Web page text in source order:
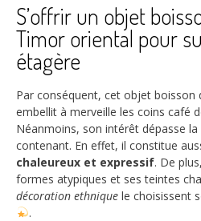
S’offrir un objet
Timor oriental pour
étagère
Par conséquent, cet objet
embellit à merveille les coins café
Néanmoins, son intérêt dépasse
contenant. En effet, il constitue
chaleureux et expressif. De
formes atypiques et ses teintes
décoration ethnique le choisissent
.